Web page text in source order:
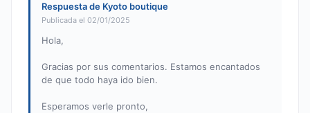
Respuesta de Kyoto boutique
Publicada el 02/01/2025
Hola,
Gracias por sus comentarios. Estamos encantados
de que todo haya ido bien.
Esperamos verle pronto,